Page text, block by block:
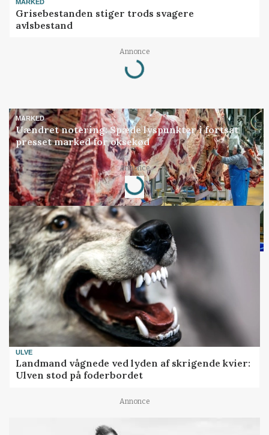
MARKED
Grisebestanden stiger trods svagere
avlsbestand
Annonce
Loading...
MARKED
Uændret notering: Spæde lyspunkter i fortsat
presset marked for oksekød
Annonce
Loading...
ULVE
Landmand vågnede ved lyden af skrigende kvier:
Ulven stod på foderbordet
Annonce